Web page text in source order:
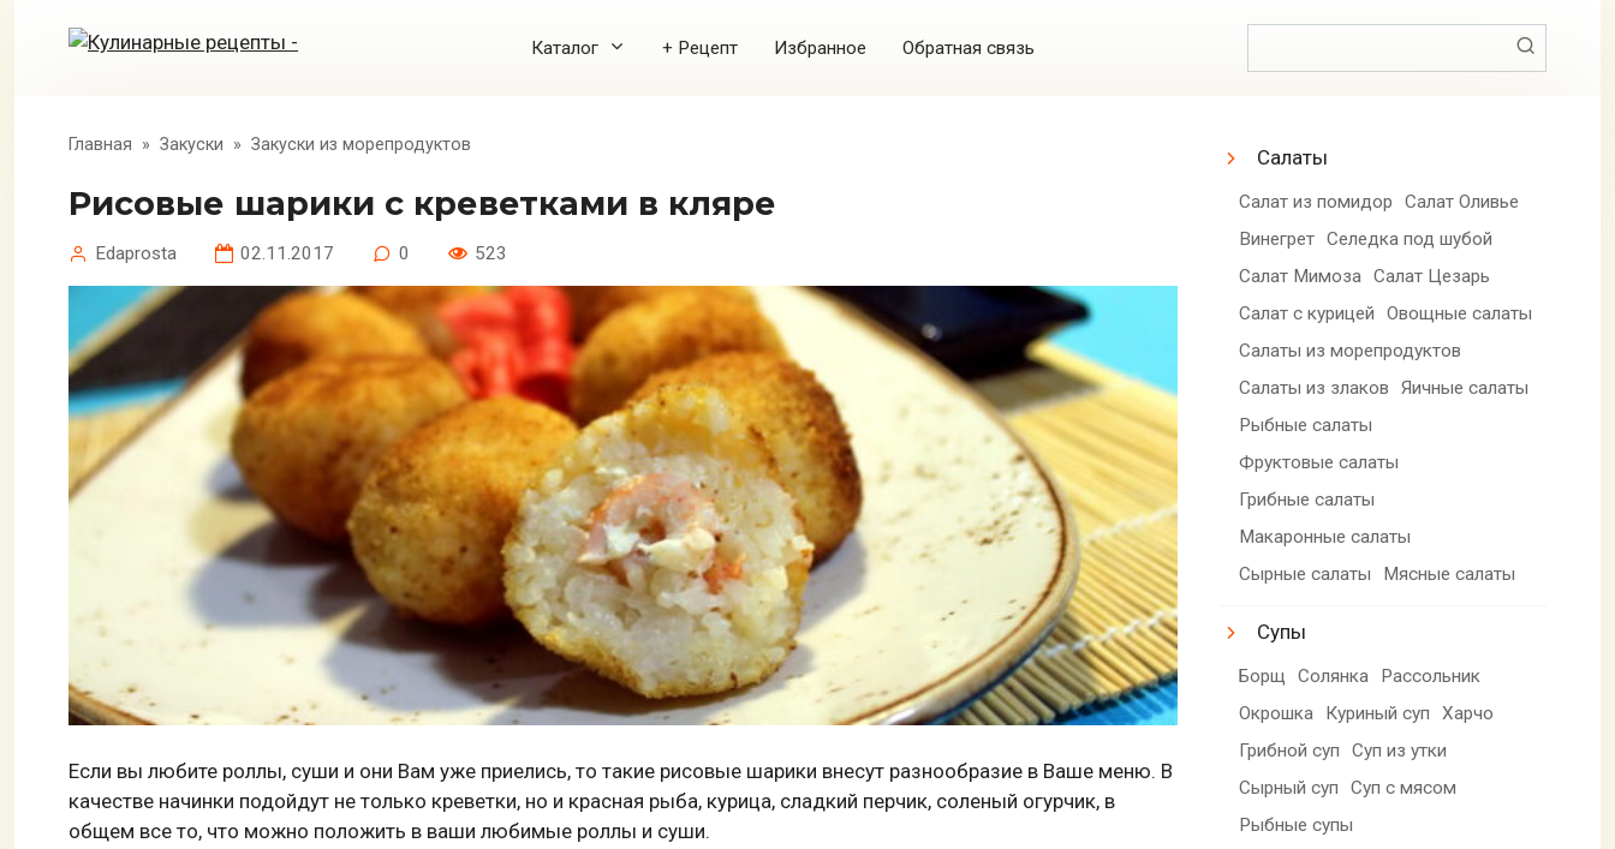
Каталог + Рецепт Избранное Обратная связь
Главная » Закуски » Закуски из морепродуктов
Рисовые шарики с креветками в кляре
Edaprosta 02.11.2017 0 523
Если вы любите роллы, суши и они Вам уже приелись, то такие рисовые шарики внесут разнообразие в Ваше меню. В
качестве начинки подойдут не только креветки, но и красная рыба, курица, сладкий перчик, соленый огурчик, в
общем все то, что можно положить в ваши любимые роллы и суши.
Салаты
Салат из помидор
Салат Оливье
Винегрет Селедка под шубой
Салат Мимоза Салат Цезарь
Салат с курицей
Овощные салаты
Салаты из морепродуктов
Салаты из злаков
Яичные салаты
Рыбные салаты
Фруктовые салаты
Грибные салаты
Макаронные салаты
Сырные салаты
Мясные салаты
Супы
Борщ Солянка
Рассольник
Окрошка
Куриный суп
Харчо
Грибной суп
Суп из утки
Сырный суп
Суп с мясом
Рыбные супы